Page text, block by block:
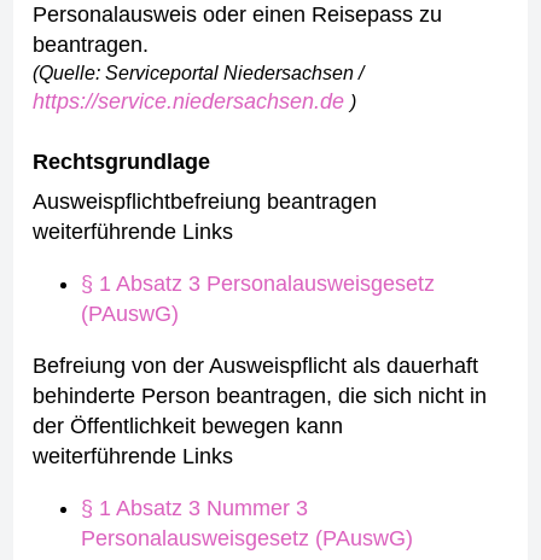
Personalausweis oder einen Reisepass zu
beantragen.
(Quelle: Serviceportal Niedersachsen /
https://service.niedersachsen.de )
Rechtsgrundlage
Ausweispflichtbefreiung beantragen
weiterführende Links
§ 1 Absatz 3 Personalausweisgesetz
(PAuswG)
Befreiung von der Ausweispflicht als dauerhaft
behinderte Person beantragen, die sich nicht in
der Öffentlichkeit bewegen kann
weiterführende Links
§ 1 Absatz 3 Nummer 3
Personalausweisgesetz (PAuswG)